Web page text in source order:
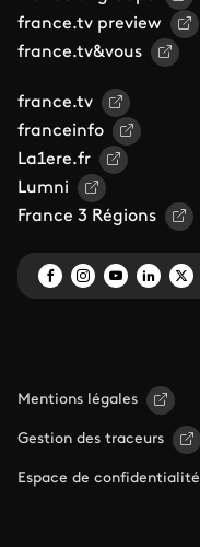
france.tv preview
france.tv&vous
france.tv
franceinfo
La1ere.fr
Lumni
France 3 Régions
Mentions légales
Gestion des traceurs
Espace de confidentialité